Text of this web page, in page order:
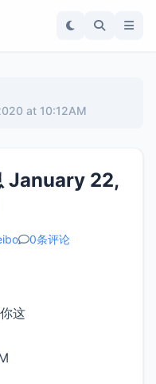
at 10:12AM
January 22,
0条评论
这